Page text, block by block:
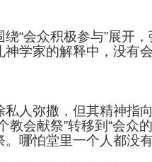
“会众积极参与”展开
学家的解释中，没有
私人弥撒，但其精神指
教会献祭”转移到“会众
。哪怕堂里一个人都没